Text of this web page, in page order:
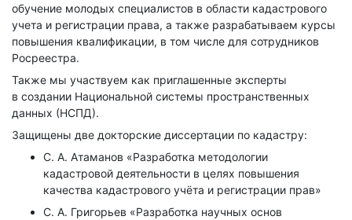
обучение молодых специалистов в области кадастрового
учета и регистрации права, а также разрабатываем курсы
повышения квалификации, в том числе для сотрудников
Росреестра.
Также мы участвуем как приглашенные эксперты
в создании Национальной системы пространственных
данных (НСПД).
Защищены две докторские диссертации по кадастру:
С. А. Атаманов «Разработка методологии
кадастровой деятельности в целях повышения
качества кадастрового учёта и регистрации прав»
С. А. Григорьев «Разработка научных основ